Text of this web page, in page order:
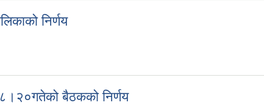
निर्णय
बैठकको निर्णय